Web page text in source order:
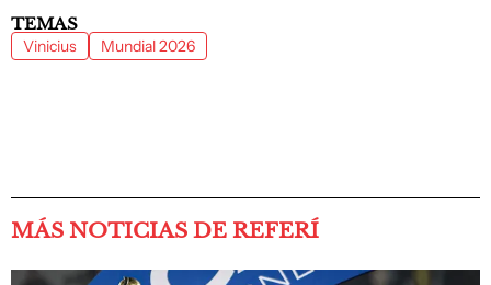
TEMAS
Vinicius Mundial 2026
MÁS NOTICIAS DE REFERÍ